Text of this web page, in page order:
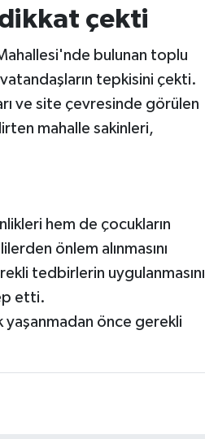
çekti
bulunan toplu
tepkisini çekti.
ve site çevresinde görülen
mahalle sakinleri,
hem de çocukların
önlem alınmasını
tedbirlerin uygulanmasını
etti.
yaşanmadan önce gerekli